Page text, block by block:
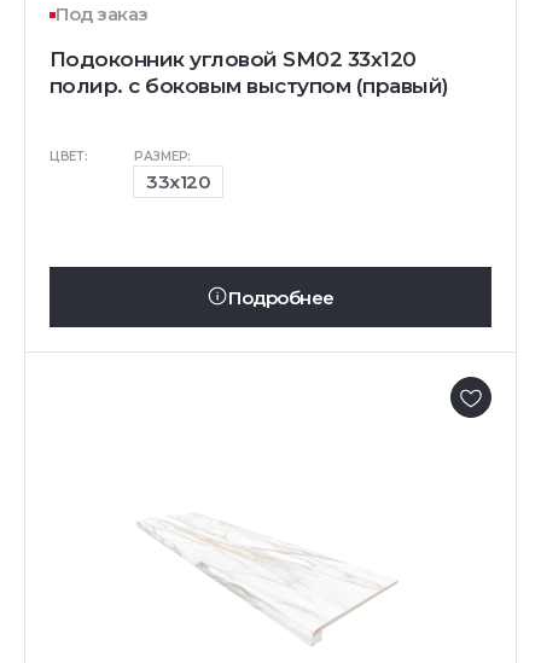
Под заказ
Подоконник угловой SM02 33х120
полир. с боковым выступом (правый)
ЦВЕТ: РАЗМЕР:
33x120
Подробнее